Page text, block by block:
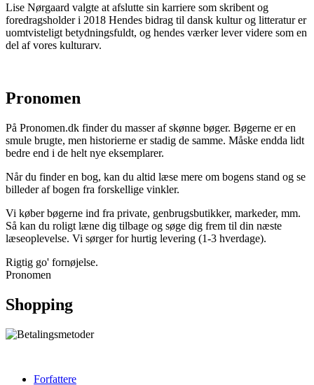
Lise Nørgaard valgte at afslutte sin karriere som skribent og
foredragsholder i 2018 Hendes bidrag til dansk kultur og litteratur er
uomtvisteligt betydningsfuldt, og hendes værker lever videre som en
del af vores kulturarv.
Pronomen
På Pronomen.dk finder du masser af skønne bøger. Bøgerne er en
smule brugte, men historierne er stadig de samme. Måske endda lidt
bedre end i de helt nye eksemplarer.
Når du finder en bog, kan du altid læse mere om bogens stand og se
billeder af bogen fra forskellige vinkler.
Vi køber bøgerne ind fra private, genbrugsbutikker, markeder, mm.
Så kan du roligt læne dig tilbage og søge dig frem til din næste
læseoplevelse. Vi sørger for hurtig levering (1-3 hverdage).
Rigtig go' fornøjelse.
Pronomen
Shopping
Forfattere